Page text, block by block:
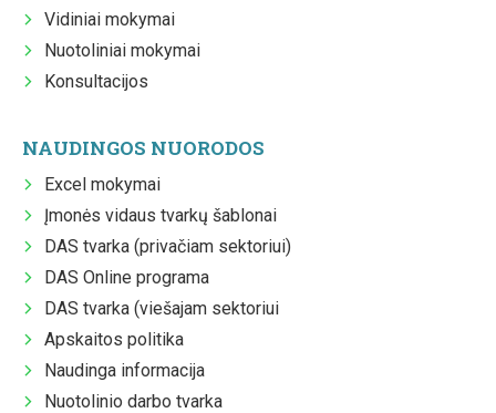
Vidiniai mokymai
Nuotoliniai mokymai
Konsultacijos
NAUDINGOS NUORODOS
Excel mokymai
Įmonės vidaus tvarkų šablonai
DAS tvarka (privačiam sektoriui)
DAS Online programa
DAS tvarka (viešajam sektoriui
Apskaitos politika
Naudinga informacija
Nuotolinio darbo tvarka